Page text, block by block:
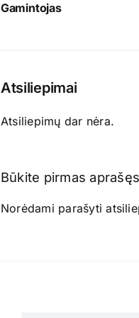
Gamintojas
Atsiliepimai
Atsiliepimų dar nėra.
Būkite pirmas
Norėdami parašyti